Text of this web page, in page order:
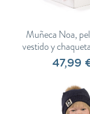
Muñeca Noa,
vestido y
47,99